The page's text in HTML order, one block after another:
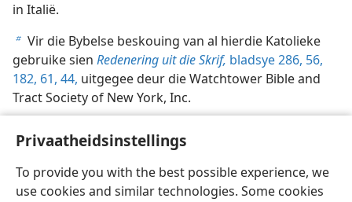
Privaatheidsinstellings
To provide you with the best possible experience, we
use cookies and similar technologies. Some cookies
in Italië.
b Vir die Bybelse beskouing van al hierdie Katolieke
gebruike sien Redenering uit die Skrif, bladsye 286, 56,
182, 61, 44, uitgegee deur die Watchtower Bible and
Tract Society of New York, Inc.
Afrikaans Deel Voorkeure